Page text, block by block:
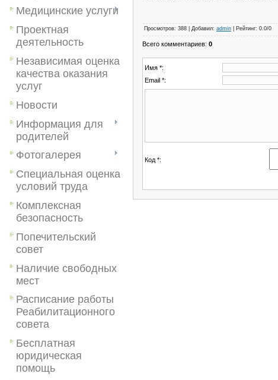
Медицинские услуги
Проектная
деятельность
Независимая оценка
качества оказания
услуг
Новости
Информация для
родителей
Фотогалерея
Специальная оценка
условий труда
Комплексная
безопасность
Попечительский
совет
Наличие свободных
мест
Расписание работы
Реабилитационного
совета
Бесплатная
юридическая
помощь
Просмотров: 388 Добавил: admin Рейтинг: 0.0/0
Всего комментариев: 0
Имя *:
Email *:
Код *: